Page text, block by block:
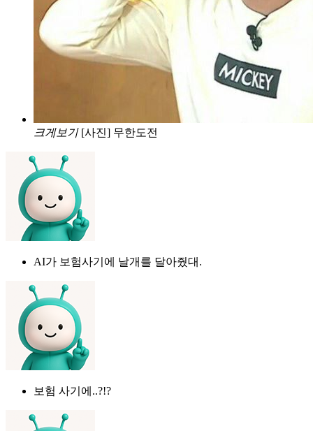
크게보기 [사진] 무한도전
AI가 보험사기에 날개를 달아줬대.
보험 사기에..?!?